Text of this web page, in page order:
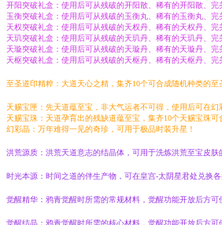
开阳突破礼盒：使用后可从残破的开阳散、稀有的开阳散、完
玉衡突破礼盒：使用后可从残破的玉衡丸、稀有的玉衡丸、完
天权突破礼盒：使用后可从残破的天权丹、稀有的天权丹、完
天玑突破礼盒：使用后可从残破的天玑丹、稀有的天玑丹、完
天璇突破礼盒：使用后可从残破的天璇丹、稀有的天璇丹、完
天枢突破礼盒：使用后可从残破的天枢丹、稀有的天枢丹、完
至圣道印精粹：大道天心之精，集齐10个可合成随机种类的至
天赐宝匣：先天道蕴至宝，非大气运者不可得，使用后可在
天赐宝珠：天道孕育出的残缺道蕴至宝，集齐10个天赐宝珠可
幻彩晶：万年难得一见的奇珍，可用于极品时装升星！
洪荒源质：洪荒天道意志的结晶体，可用于洗炼洪荒至宝皮肤
时光本源：时间之道的伴生产物，可在皇宫-太阴星君处兑换各
觉醒精华：鸦青觉醒时所需的常规材料，觉醒功能开放后方可